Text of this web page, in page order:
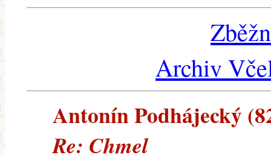
Archiv
Antonín Podhájecký
Re: Chmel